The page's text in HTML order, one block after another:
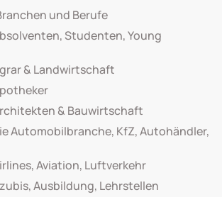
und Berufe
Studenten, Young
& Landwirtschaft
& Bauwirtschaft
Automobilbranche, KfZ, Autohändler,
Aviation, Luftverkehr
Ausbildung, Lehrstellen